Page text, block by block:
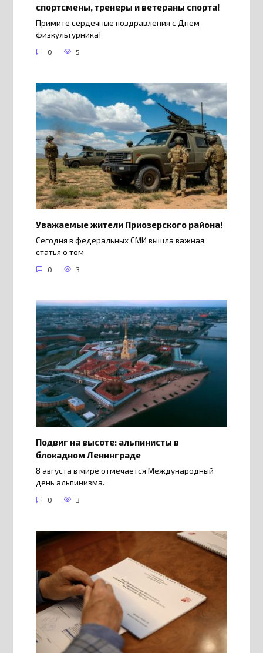
спортсмены, тренеры и ветераны спорта!
Примите сердечные поздравления с Днем
физкультурника!
0 5
Уважаемые жители Приозерского района!
Сегодня в федеральных СМИ вышла важная
статья о том
0 3
Подвиг на высоте: альпинисты в
блокадном Ленинграде
8 августа в мире отмечается Международный
день альпинизма.
0 3